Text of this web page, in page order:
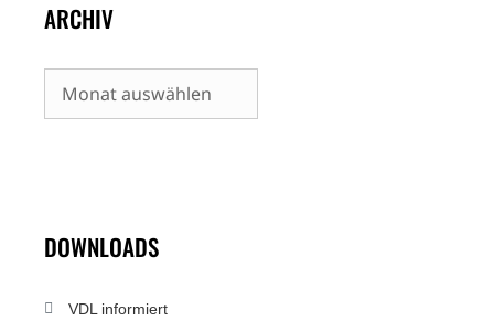
ARCHIV
Archiv
DOWNLOADS
VDL informiert